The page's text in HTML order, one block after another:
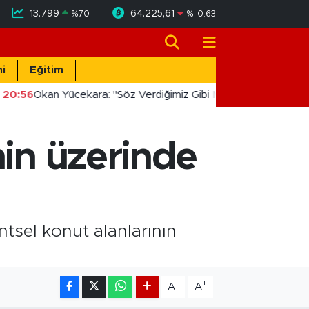
13.799 %70 64.225,61 %-0.63
Eğitim
20:56Okan Yücekara: "Söz Verdiğimiz Gibi Masada Değil,
üzerinde
konut alanlarının
A- A+